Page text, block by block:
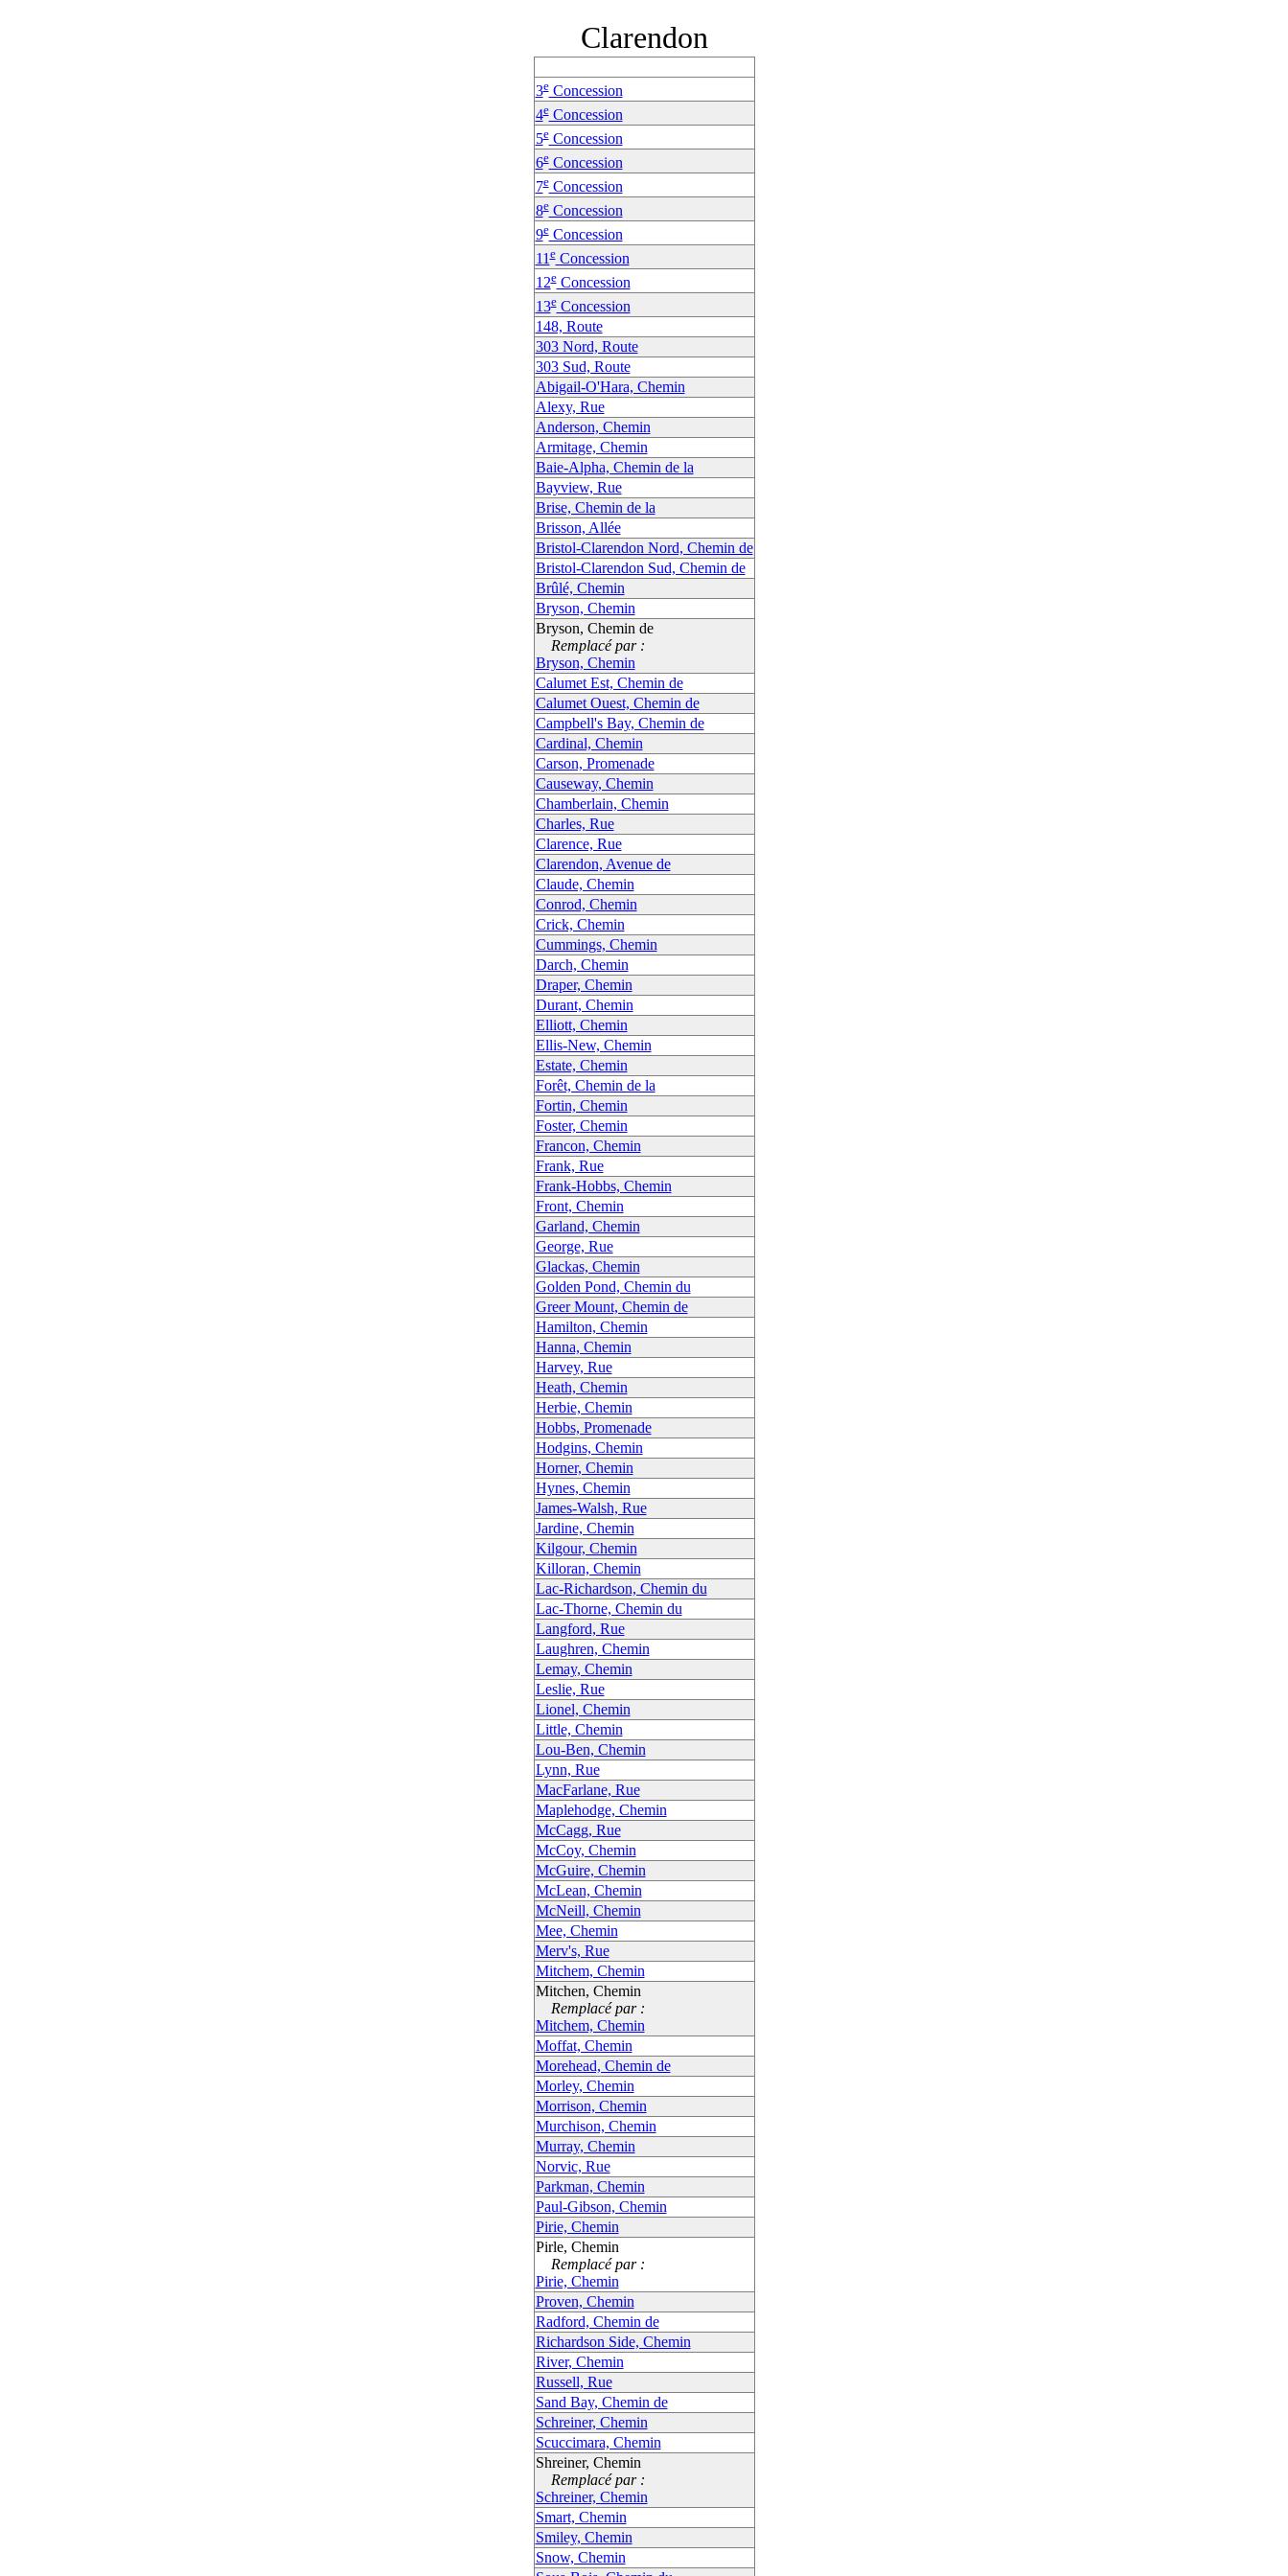
Clarendon
3eConcession
4eConcession
5eConcession
6eConcession
7eConcession
8eConcession
9eConcession
11eConcession
12eConcession
13eConcession
148, Route
303 Nord, Route
303 Sud, Route
Abigail-O'Hara, Chemin
Alexy, Rue
Anderson, Chemin
Armitage, Chemin
Baie-Alpha, Chemin de la
Bayview, Rue
Brise, Chemin de la
Brisson, Allée
Bristol-Clarendon Nord, Chemin de
Bristol-Clarendon Sud, Chemin de
Brûlé, Chemin
Bryson, Chemin
Bryson, Chemin de
Remplacé par :
Bryson, Chemin
Calumet Est, Chemin de
Calumet Ouest, Chemin de
Campbell's Bay, Chemin de
Cardinal, Chemin
Carson, Promenade
Causeway, Chemin
Chamberlain, Chemin
Charles, Rue
Clarence, Rue
Clarendon, Avenue de
Claude, Chemin
Conrod, Chemin
Crick, Chemin
Cummings, Chemin
Darch, Chemin
Draper, Chemin
Durant, Chemin
Elliott, Chemin
Ellis-New, Chemin
Estate, Chemin
Forêt, Chemin de la
Fortin, Chemin
Foster, Chemin
Francon, Chemin
Frank, Rue
Frank-Hobbs, Chemin
Front, Chemin
Garland, Chemin
George, Rue
Glackas, Chemin
Golden Pond, Chemin du
Greer Mount, Chemin de
Hamilton, Chemin
Hanna, Chemin
Harvey, Rue
Heath, Chemin
Herbie, Chemin
Hobbs, Promenade
Hodgins, Chemin
Horner, Chemin
Hynes, Chemin
James-Walsh, Rue
Jardine, Chemin
Kilgour, Chemin
Killoran, Chemin
Lac-Richardson, Chemin du
Lac-Thorne, Chemin du
Langford, Rue
Laughren, Chemin
Lemay, Chemin
Leslie, Rue
Lionel, Chemin
Little, Chemin
Lou-Ben, Chemin
Lynn, Rue
MacFarlane, Rue
Maplehodge, Chemin
McCagg, Rue
McCoy, Chemin
McGuire, Chemin
McLean, Chemin
McNeill, Chemin
Mee, Chemin
Merv's, Rue
Mitchem, Chemin
Mitchen, Chemin
Remplacé par :
Mitchem, Chemin
Moffat, Chemin
Morehead, Chemin de
Morley, Chemin
Morrison, Chemin
Murchison, Chemin
Murray, Chemin
Norvic, Rue
Parkman, Chemin
Paul-Gibson, Chemin
Pirie, Chemin
Pirle, Chemin
Remplacé par :
Pirie, Chemin
Proven, Chemin
Radford, Chemin de
Richardson Side, Chemin
River, Chemin
Russell, Rue
Sand Bay, Chemin de
Schreiner, Chemin
Scuccimara, Chemin
Shreiner, Chemin
Remplacé par :
Schreiner, Chemin
Smart, Chemin
Smiley, Chemin
Snow, Chemin